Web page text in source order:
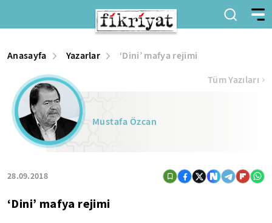
Anasayfa Yazarlar ‘Dini’ mafya rejimi
Mustafa Özcan
28.09.2018
Tüm Yazıları
‘Dini’ mafya rejimi